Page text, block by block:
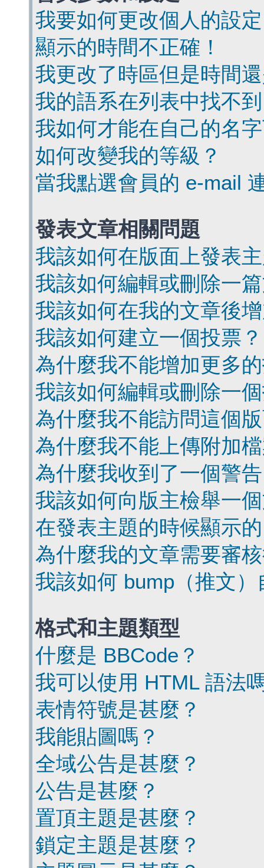
我要如何更改個人的設
顯示的時間不正確！
我更改了時區但是時間
我的語系在列表中找不
我如何才能在自己的名
如何改變我的等級？
當我點選會員的 e-mail
發表文章相關問題
我該如何在版面上發表
我該如何編輯或刪除一
我該如何在我的文章後
我該如何建立一個投票？
為什麼我不能增加更多
我該如何編輯或刪除一
為什麼我不能訪問這個
為什麼我不能上傳附加
為什麼我收到了一個警
我該如何向版主檢舉一
在發表主題的時候顯示
為什麼我的文章需要審
我該如何 bump（推文
格式和主題類型
什麼是 BBCode？
我可以使用 HTML 語法
表情符號是甚麼？
我能貼圖嗎？
全域公告是甚麼？
公告是甚麼？
置頂主題是甚麼？
鎖定主題是甚麼？